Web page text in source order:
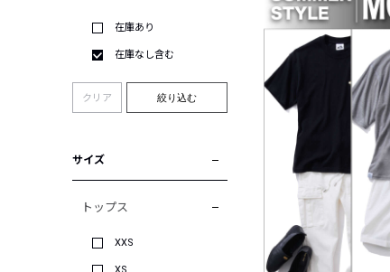
在庫あり
在庫なし含む
クリア 絞り込む
サイズ
トップス
XXS